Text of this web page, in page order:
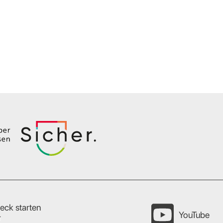
starten
YouTube